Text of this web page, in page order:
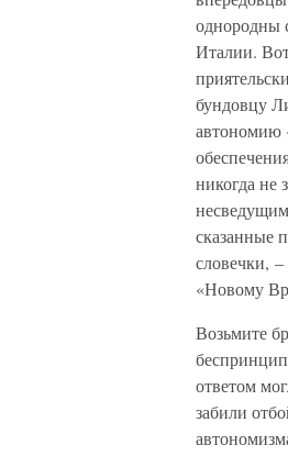
однородны
Италии.
бундовцу
автономию
никогда
сказанные
словечки,
«Новому
Возьмите
ответом
забили